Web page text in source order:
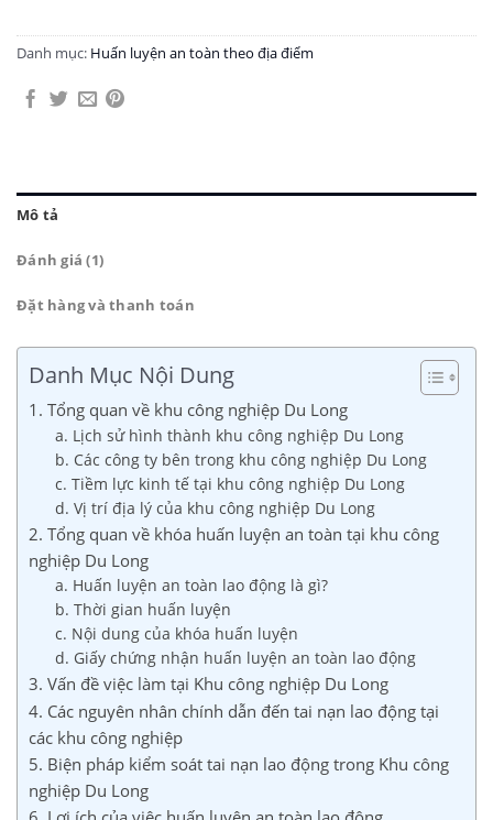
Danh mục: Huấn luyện an toàn theo địa điểm
Mô tả
Đánh giá (1)
Đặt hàng và thanh toán
Danh Mục Nội Dung
1. Tổng quan về khu công nghiệp Du Long
a. Lịch sử hình thành khu công nghiệp Du Long
b. Các công ty bên trong khu công nghiệp Du Long
c. Tiềm lực kinh tế tại khu công nghiệp Du Long
d. Vị trí địa lý của khu công nghiệp Du Long
2. Tổng quan về khóa huấn luyện an toàn tại khu công
nghiệp Du Long
a. Huấn luyện an toàn lao động là gì?
b. Thời gian huấn luyện
c. Nội dung của khóa huấn luyện
d. Giấy chứng nhận huấn luyện an toàn lao động
3. Vấn đề việc làm tại Khu công nghiệp Du Long
4. Các nguyên nhân chính dẫn đến tai nạn lao động tại
các khu công nghiệp
5. Biện pháp kiểm soát tai nạn lao động trong Khu công
nghiệp Du Long